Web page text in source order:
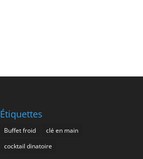
Étiquettes
Buffet froid
clé en main
cocktail dinatoire